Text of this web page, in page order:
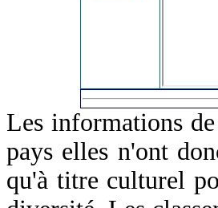
Les informations
pays elles n'ont
qu'à titre culturel